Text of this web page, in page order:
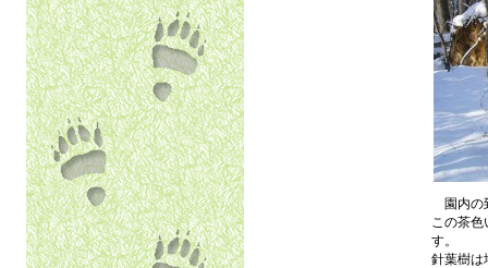
園内の
この茶色
す。
針葉樹は